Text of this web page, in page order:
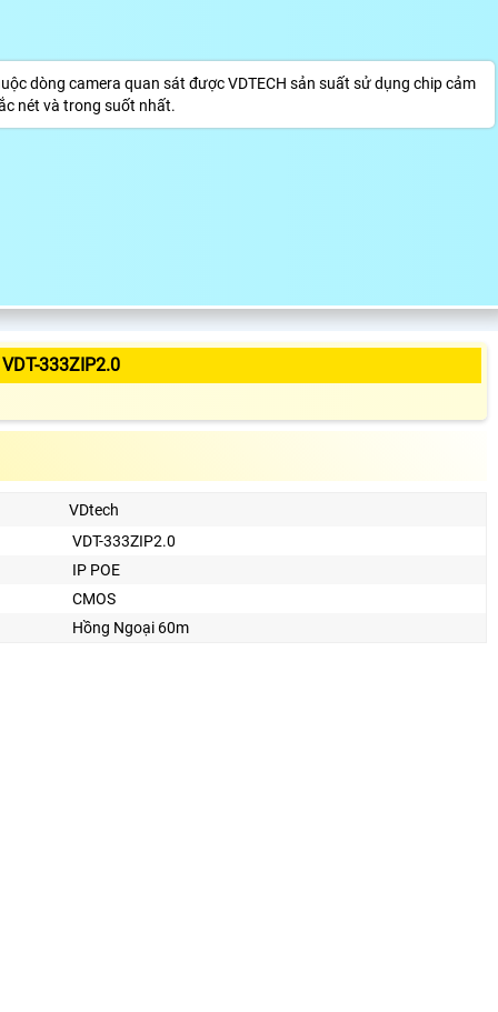
dòng camera quan sát được VDTECH sản suất sử dụng chip cảm
nét và trong suốt nhất.
333ZIP2.0
VDtech
VDT-333ZIP2.0
IP POE
CMOS
Hồng Ngoại 60m